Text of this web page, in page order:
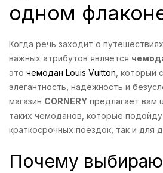
одном
Когда речь заходит о
важных атрибутов является
это чемодан Louis Vuitton , который
элегантность, надежность и
магазин CORNERY предлагает вам
таких чемоданов, которые
краткосрочных поездок, так и для
Почему